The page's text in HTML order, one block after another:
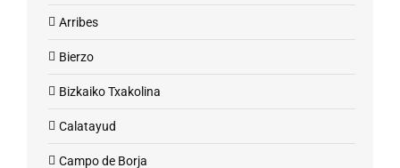
Arribes
Bierzo
Bizkaiko Txakolina
Calatayud
Campo de Borja